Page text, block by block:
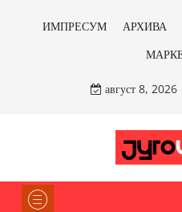
ИМПРЕСУМ АРХИВА
август 8, 2026